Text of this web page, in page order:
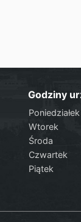
Godziny
Poniedziałek
Wtorek
Środa
Czwartek
Piątek